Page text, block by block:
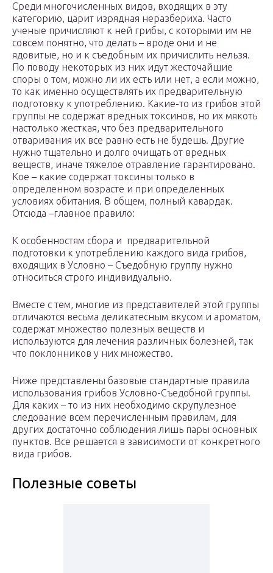
Среди многочисленных видов, входящих в эту
категорию, царит изрядная неразбериха. Часто
ученые причисляют к ней грибы, с которыми им не
совсем понятно, что делать – вроде они и не
ядовитые, но и к съедобным их причислить нельзя.
По поводу некоторых из них идут жесточайшие
споры о том, можно ли их есть или нет, а если можно,
то как именно осуществлять их предварительную
подготовку к употреблению. Какие-то из грибов этой
группы не содержат вредных токсинов, но их мякоть
настолько жесткая, что без предварительного
отваривания их все равно есть не будешь. Другие
нужно тщательно и долго очищать от вредных
веществ, иначе тяжелое отравление гарантировано.
Кое – какие содержат токсины только в
определенном возрасте и при определенных
условиях обитания. В общем, полный кавардак.
Отсюда –главное правило:
К особенностям сбора и предварительной
подготовки к употреблению каждого вида грибов,
входящих в Условно – Съедобную группу нужно
относиться строго индивидуально.
Вместе с тем, многие из представителей этой группы
отличаются весьма деликатесным вкусом и ароматом,
содержат множество полезных веществ и
используются для лечения различных болезней, так
что поклонников у них множество.
Ниже представлены базовые стандартные правила
использования грибов Условно-Съедобной группы.
Для каких – то из них необходимо скрупулезное
следование всем перечисленным правилам, для
других достаточно соблюдения лишь пары основных
пунктов. Все решается в зависимости от конкретного
вида грибов.
Полезные советы